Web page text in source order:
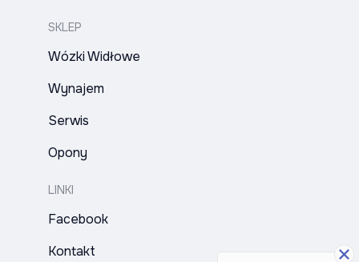
SKLEP
Wózki Widłowe
Wynajem
Serwis
Opony
LINKI
Facebook
Kontakt